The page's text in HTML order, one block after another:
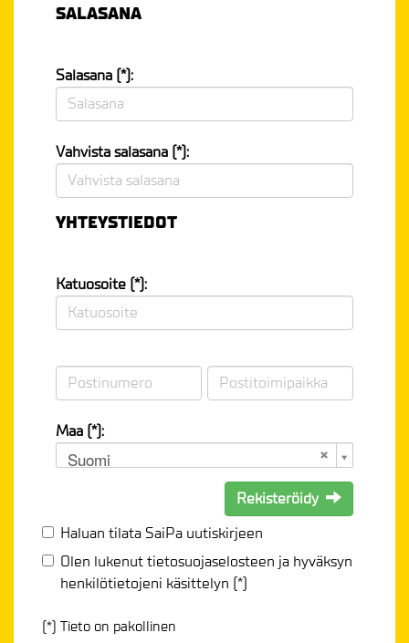
SALASANA
Salasana (*):
Vahvista salasana (*):
YHTEYSTIEDOT
Katuosoite (*):
Maa (*):
Suomi
Rekisteröidy
Haluan tilata SaiPa uutiskirjeen
Olen lukenuttietosuojaselosteen ja hyväksyn
henkilötietojeni käsittelyn (*)
(*) Tieto on pakollinen